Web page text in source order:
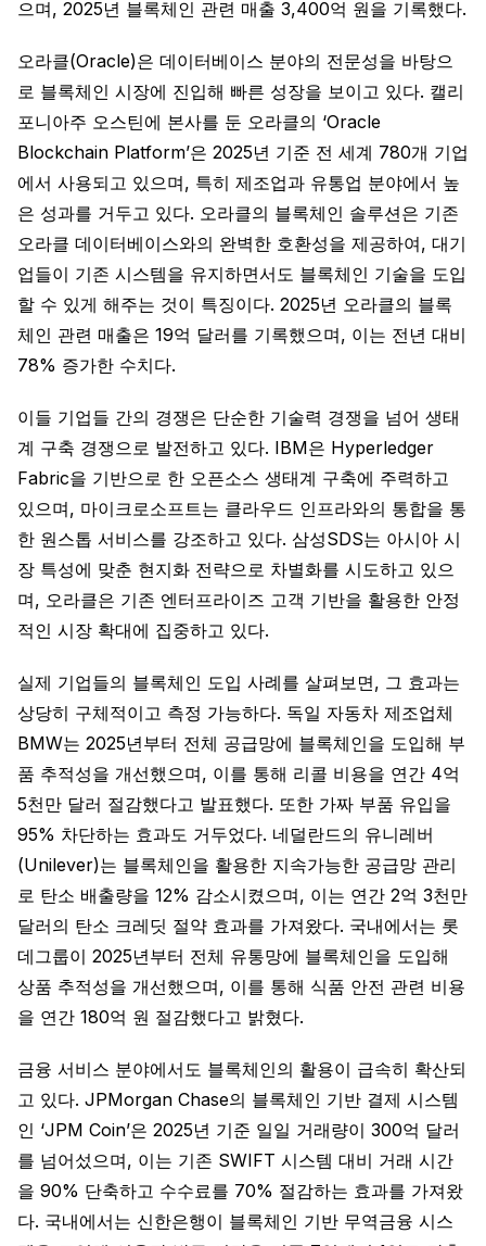
으며, 2025년 블록체인 관련 매출 3,400억 원을 기록했다.
오라클(Oracle)은 데이터베이스 분야의 전문성을 바탕으
로 블록체인 시장에 진입해 빠른 성장을 보이고 있다. 캘리
포니아주 오스틴에 본사를 둔 오라클의 ‘Oracle
Blockchain Platform’은 2025년 기준 전 세계 780개 기업
에서 사용되고 있으며, 특히 제조업과 유통업 분야에서 높
은 성과를 거두고 있다. 오라클의 블록체인 솔루션은 기존
오라클 데이터베이스와의 완벽한 호환성을 제공하여, 대기
업들이 기존 시스템을 유지하면서도 블록체인 기술을 도입
할 수 있게 해주는 것이 특징이다. 2025년 오라클의 블록
체인 관련 매출은 19억 달러를 기록했으며, 이는 전년 대비
78% 증가한 수치다.
이들 기업들 간의 경쟁은 단순한 기술력 경쟁을 넘어 생태
계 구축 경쟁으로 발전하고 있다. IBM은 Hyperledger
Fabric을 기반으로 한 오픈소스 생태계 구축에 주력하고
있으며, 마이크로소프트는 클라우드 인프라와의 통합을 통
한 원스톱 서비스를 강조하고 있다. 삼성SDS는 아시아 시
장 특성에 맞춘 현지화 전략으로 차별화를 시도하고 있으
며, 오라클은 기존 엔터프라이즈 고객 기반을 활용한 안정
적인 시장 확대에 집중하고 있다.
실제 기업들의 블록체인 도입 사례를 살펴보면, 그 효과는
상당히 구체적이고 측정 가능하다. 독일 자동차 제조업체
BMW는 2025년부터 전체 공급망에 블록체인을 도입해 부
품 추적성을 개선했으며, 이를 통해 리콜 비용을 연간 4억
5천만 달러 절감했다고 발표했다. 또한 가짜 부품 유입을
95% 차단하는 효과도 거두었다. 네덜란드의 유니레버
(Unilever)는 블록체인을 활용한 지속가능한 공급망 관리
로 탄소 배출량을 12% 감소시켰으며, 이는 연간 2억 3천만
달러의 탄소 크레딧 절약 효과를 가져왔다. 국내에서는 롯
데그룹이 2025년부터 전체 유통망에 블록체인을 도입해
상품 추적성을 개선했으며, 이를 통해 식품 안전 관련 비용
을 연간 180억 원 절감했다고 밝혔다.
금융 서비스 분야에서도 블록체인의 활용이 급속히 확산되
고 있다. JPMorgan Chase의 블록체인 기반 결제 시스템
인 ‘JPM Coin’은 2025년 기준 일일 거래량이 300억 달러
를 넘어섰으며, 이는 기존 SWIFT 시스템 대비 거래 시간
을 90% 단축하고 수수료를 70% 절감하는 효과를 가져왔
다. 국내에서는 신한은행이 블록체인 기반 무역금융 시스